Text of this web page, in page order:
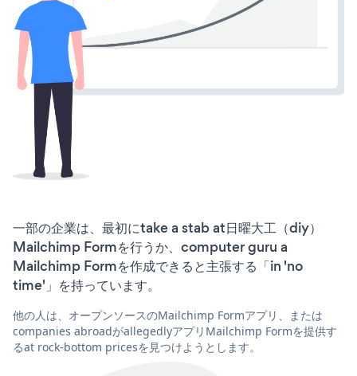
一部の企業は、最初にtake a stab at日曜大工（diy）
Mailchimp Formを行うか、computer guru a
Mailchimp Formを作成できると主張する「in 'no
time'」を持っています。
他の人は、オープンソースのMailchimp Formアプリ、または
companies abroadがallegedlyアプリMailchimp Formを提供す
るat rock-bottom pricesを見つけようとします。